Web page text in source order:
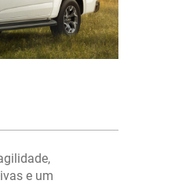
e um